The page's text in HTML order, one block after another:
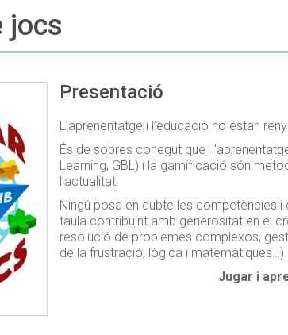
jocs
Presentació
L’aprenentatge i l’educació no estan
És de sobres conegut que
Learning, GBL) i la gamificació són
l’actualitat.
Ningú posa en dubte les competències
taula contribuint amb generositat en el
resolució de problemes complexos,
de la frustració, lògica i matemàtiques…).
Jugar i